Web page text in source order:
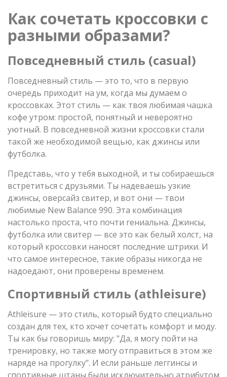
Как сочетать кроссовки с
разными образами?
Повседневный стиль (casual)
Повседневный стиль — это то, что в первую
очередь приходит на ум, когда мы думаем о
кроссовках. Этот стиль — как твоя любимая чашка
кофе утром: простой, понятный и невероятно
уютный. В повседневной жизни кроссовки стали
такой же необходимой вещью, как джинсы или
футболка.
Представь, что у тебя выходной, и ты собираешься
встретиться с друзьями. Ты надеваешь узкие
джинсы, оверсайз свитер, и вот они — твои
любимые New Balance 990. Эта комбинация
настолько проста, что почти гениальна. Джинсы,
футболка или свитер — все это как белый холст, на
который кроссовки наносят последние штрихи. И
что самое интересное, такие образы никогда не
надоедают, они проверены временем.
Спортивный стиль (athleisure)
Athleisure — это стиль, который будто специально
создан для тех, кто хочет сочетать комфорт и моду.
Ты как бы говоришь миру: "Да, я могу пойти на
тренировку, но также могу отправиться в этом же
наряде на прогулку". И если раньше леггинсы и